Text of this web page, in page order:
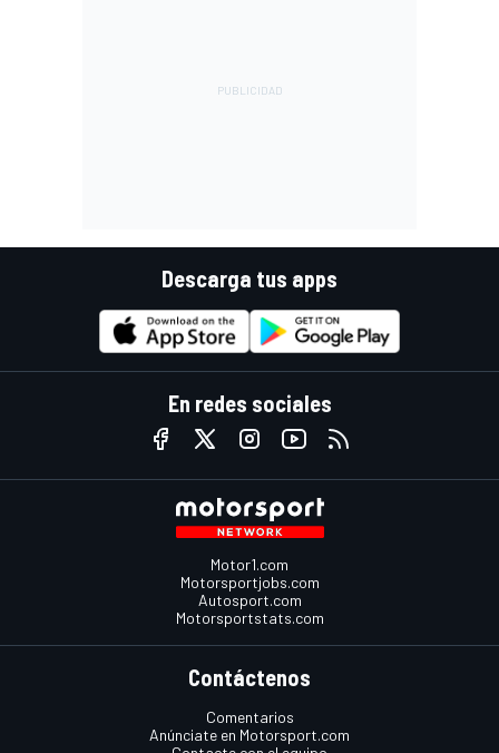
Descarga tus apps
En redes sociales
Motor1.com
Motorsportjobs.com
Autosport.com
Motorsportstats.com
Contáctenos
Comentarios
Anúnciate en Motorsport.com